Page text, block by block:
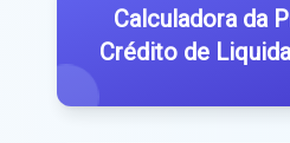
Calculadora da
Crédito de